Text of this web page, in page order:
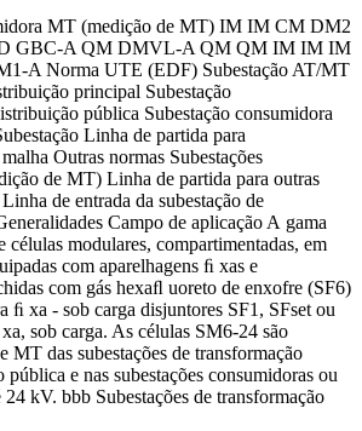
MT (medição de MT) IM IM CM DM2
GBC-A QM DMVL-A QM QM IM IM IM
A Norma UTE (EDF) Subestação AT/MT
principal Subestação
pública Subestação consumidora
Linha de partida para
Outras normas Subestações
de MT) Linha de partida para outras
de entrada da subestação de
Campo de aplicação A gama
células modulares, compartimentadas, em
com aparelhagens ﬁ xas e
com gás hexaﬂ uoreto de enxofre (SF6)
ﬁ xa - sob carga disjuntores SF1, SFset ou
sob carga. As células SM6-24 são
MT das subestações de transformação
e nas subestações consumidoras ou
kV. bbb Subestações de transformação